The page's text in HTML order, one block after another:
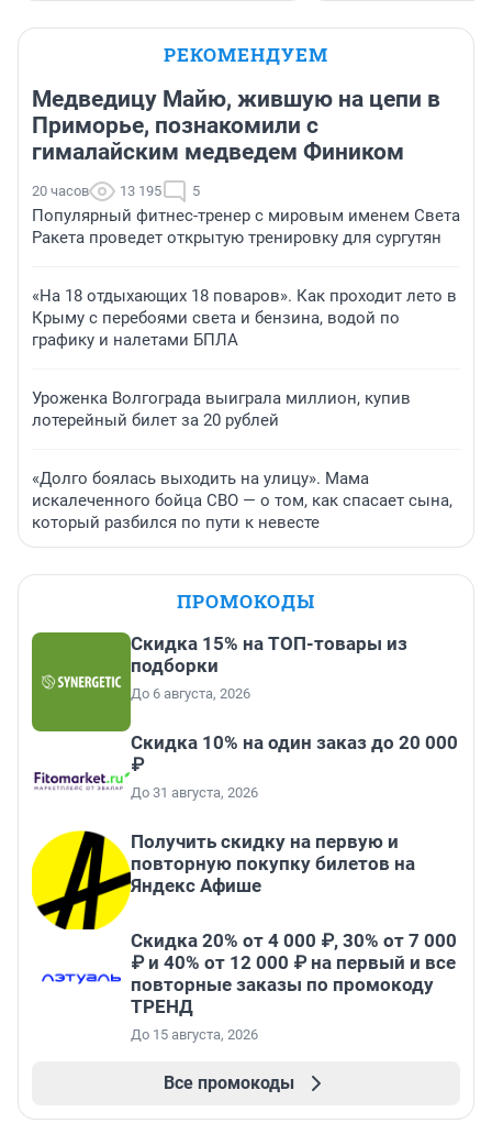
РЕКОМЕНДУЕМ
Медведицу Майю, жившую на цепи в
Приморье, познакомили с
гималайским медведем Фиником
20 часов 13 195 5
Популярный фитнес-тренер с мировым именем Света
Ракета проведет открытую тренировку для сургутян
«На 18 отдыхающих 18 поваров». Как проходит лето в
Крыму с перебоями света и бензина, водой по
графику и налетами БПЛА
Уроженка Волгограда выиграла миллион, купив
лотерейный билет за 20 рублей
«Долго боялась выходить на улицу». Мама
искалеченного бойца СВО — о том, как спасает сына,
который разбился по пути к невесте
ПРОМОКОДЫ
Скидка 15% на ТОП-товары из
подборки
До 6 августа, 2026
Скидка 10% на один заказ до 20 000
₽
До 31 августа, 2026
Получить скидку на первую и
повторную покупку билетов на
Яндекс Афише
Скидка 20% от 4 000 ₽, 30% от 7 000
₽ и 40% от 12 000 ₽ на первый и все
повторные заказы по промокоду
ТРЕНД
До 15 августа, 2026
Все промокоды